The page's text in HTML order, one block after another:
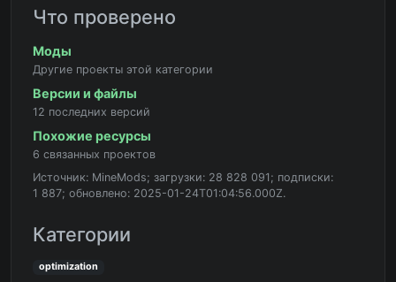
Что проверено
Моды
Другие проекты этой категории
Версии и файлы
12 последних версий
Похожие ресурсы
6 связанных проектов
Источник: MineMods; загрузки: 28 828 091; подписки:
1 887; обновлено: 2025-01-24T01:04:56.000Z.
Категории
optimization